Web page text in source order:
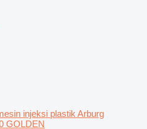
injeksi plastik Arburg
GOLDEN